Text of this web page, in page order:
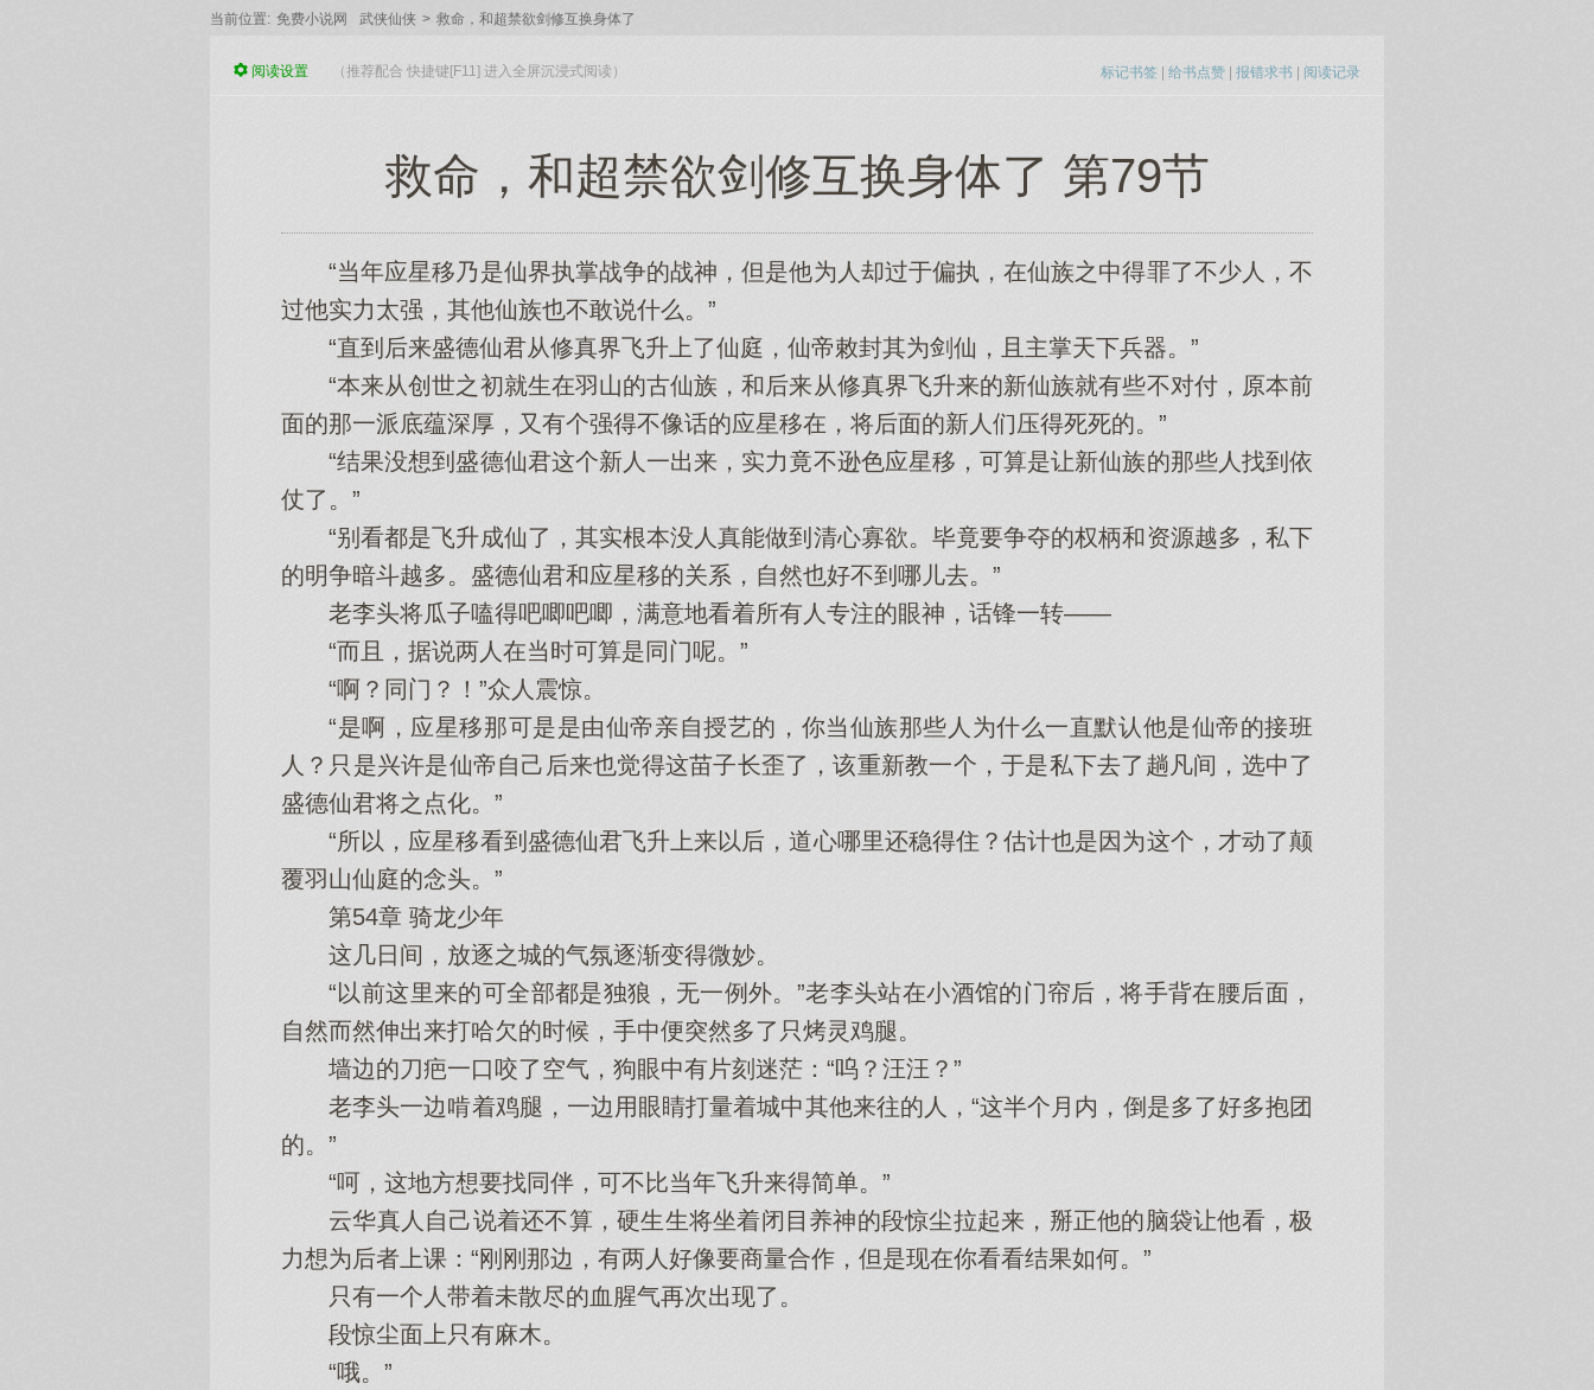
当前位置: 免费小说网 武侠仙侠 > 救命，和超禁欲剑修互换身体了
标记书签 | 给书点赞 | 报错求书 | 阅读记录
阅读设置 （推荐配合 快捷键[F11] 进入全屏沉浸式阅读）
救命，和超禁欲剑修互换身体了 第79节
“当年应星移乃是仙界执掌战争的战神，但是他为人却过于偏执，在仙族之中得罪了不少人，不
过他实力太强，其他仙族也不敢说什么。”
“直到后来盛德仙君从修真界飞升上了仙庭，仙帝敕封其为剑仙，且主掌天下兵器。”
“本来从创世之初就生在羽山的古仙族，和后来从修真界飞升来的新仙族就有些不对付，原本前
面的那一派底蕴深厚，又有个强得不像话的应星移在，将后面的新人们压得死死的。”
“结果没想到盛德仙君这个新人一出来，实力竟不逊色应星移，可算是让新仙族的那些人找到依
仗了。”
“别看都是飞升成仙了，其实根本没人真能做到清心寡欲。毕竟要争夺的权柄和资源越多，私下
的明争暗斗越多。盛德仙君和应星移的关系，自然也好不到哪儿去。”
老李头将瓜子嗑得吧唧吧唧，满意地看着所有人专注的眼神，话锋一转——
“而且，据说两人在当时可算是同门呢。”
“啊？同门？！”众人震惊。
“是啊，应星移那可是是由仙帝亲自授艺的，你当仙族那些人为什么一直默认他是仙帝的接班
人？只是兴许是仙帝自己后来也觉得这苗子长歪了，该重新教一个，于是私下去了趟凡间，选中了
盛德仙君将之点化。”
“所以，应星移看到盛德仙君飞升上来以后，道心哪里还稳得住？估计也是因为这个，才动了颠
覆羽山仙庭的念头。”
第54章 骑龙少年
这几日间，放逐之城的气氛逐渐变得微妙。
“以前这里来的可全部都是独狼，无一例外。”老李头站在小酒馆的门帘后，将手背在腰后面，
自然而然伸出来打哈欠的时候，手中便突然多了只烤灵鸡腿。
墙边的刀疤一口咬了空气，狗眼中有片刻迷茫：“呜？汪汪？”
老李头一边啃着鸡腿，一边用眼睛打量着城中其他来往的人，“这半个月内，倒是多了好多抱团
的。”
“呵，这地方想要找同伴，可不比当年飞升来得简单。”
云华真人自己说着还不算，硬生生将坐着闭目养神的段惊尘拉起来，掰正他的脑袋让他看，极
力想为后者上课：“刚刚那边，有两人好像要商量合作，但是现在你看看结果如何。”
只有一个人带着未散尽的血腥气再次出现了。
段惊尘面上只有麻木。
“哦。”